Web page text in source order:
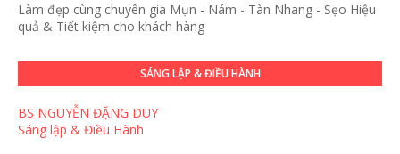
Làm đẹp cùng chuyên gia Mụn - Nám - Tàn Nhang - Sẹo Hiệu
quả & Tiết kiệm cho khách hàng
SÁNG LẬP & ĐIỀU HÀNH
BS NGUYỄN ĐẶNG DUY
Sáng lập & Điều Hành